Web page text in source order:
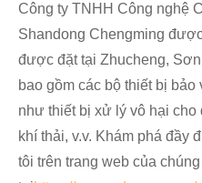
Công ty TNHH Công nghệ
Shandong Chengming
được đặt tại Zhucheng,
bao gồm các bộ thiết bị
như thiết bị xử lý vô hại cho
khí thải, v.v. Khám phá đầy
tôi trên trang web của chúng